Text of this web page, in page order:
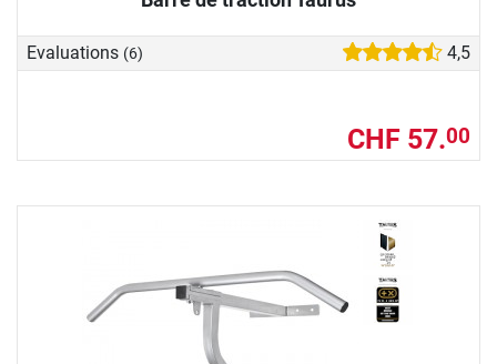
Evaluations (6) 4,5
CHF 57.00